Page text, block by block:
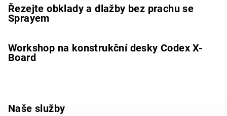
Řezejte obklady a dlažby bez prachu se
Sprayem
Workshop na konstrukční desky Codex X-
Board
Naše služby